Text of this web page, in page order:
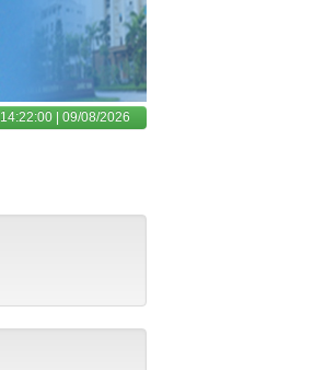
14:22:00 | 09/08/2026